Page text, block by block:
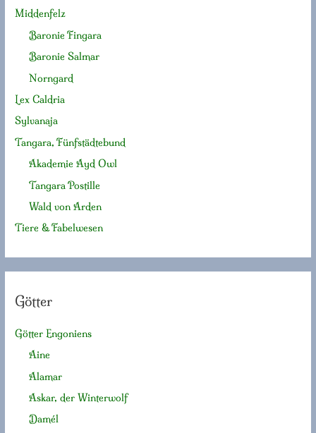
Middenfelz
Baronie Fingara
Baronie Salmar
Norngard
Lex Caldria
Sylvanaja
Tangara, Fünfstädtebund
Akademie Ayd Owl
Tangara Postille
Wald von Arden
Tiere & Fabelwesen
Götter
Götter Engoniens
Aine
Alamar
Askar, der Winterwolf
Damél